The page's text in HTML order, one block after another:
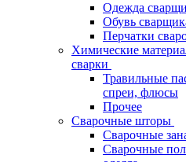
Одежда
Обувь
Перчатки
Химические
сварки
Травильные
спреи, флюсы
Прочее
Сварочные шторы
Сварочные
Сварочные